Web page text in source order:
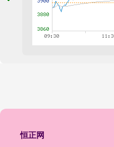
恒正网